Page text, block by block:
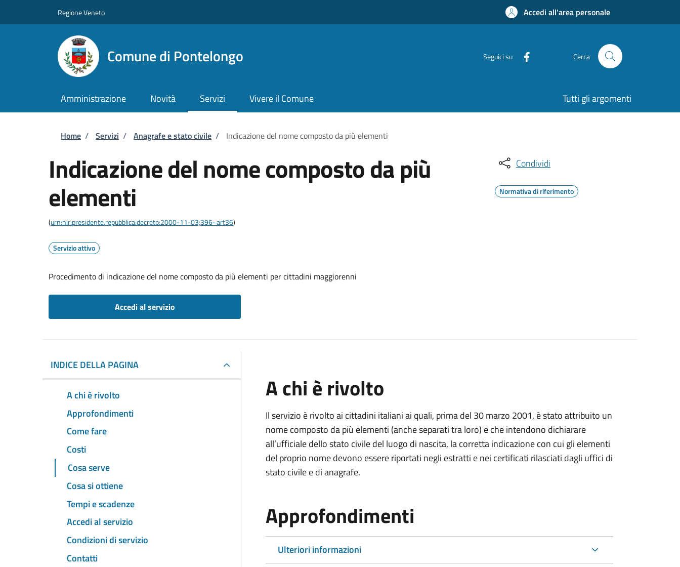
Regione Veneto Accedi all'area personale
Comune di Pontelongo Seguici su Cerca
Amministrazione Novità Servizi Vivere il Comune Tutti gli argomenti
Briciole di pane
Home / Servizi / Anagrafe e stato civile / Indicazione del nome composto da più elementi
Indicazione del nome composto da più
elementi
(urn:nir:presidente.repubblica:decreto:2000-11-03;396~art36)
Servizio attivo
Procedimento di indicazione del nome composto da più elementi per cittadini maggiorenni
Accedi al servizio
Condividi
Normativa di riferimento
INDICE DELLA PAGINA
A chi è rivolto
Approfondimenti
Come fare
Costi
Cosa serve
Cosa si ottiene
Tempi e scadenze
Accedi al servizio
Condizioni di servizio
Contatti
A chi è rivolto
Il servizio è rivolto ai cittadini italiani ai quali, prima del 30 marzo 2001, è stato attribuito un
nome composto da più elementi (anche separati tra loro) e che intendono dichiarare
all’ufficiale dello stato civile del luogo di nascita, la corretta indicazione con cui gli elementi
del proprio nome devono essere riportati negli estratti e nei certificati rilasciati dagli uffici di
stato civile e di anagrafe.
Approfondimenti
Ulteriori informazioni